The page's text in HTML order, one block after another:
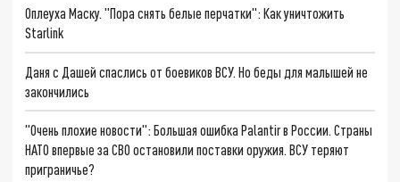
Оплеуха Маску. "Пора снять белые перчатки": Как уничтожить
Starlink
Даня с Дашей спаслись от боевиков ВСУ. Но беды для малышей не
закончились
"Очень плохие новости": Большая ошибка Palantir в России. Страны
НАТО впервые за СВО остановили поставки оружия. ВСУ теряют
приграничье?